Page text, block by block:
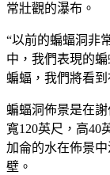
常壯觀的瀑布。
“以前的蝙蝠洞非
中，我們表現的
蝙蝠，我們將看
蝙蝠洞佈景是在
寬120英尺，高40
加侖的水在佈景
壁。